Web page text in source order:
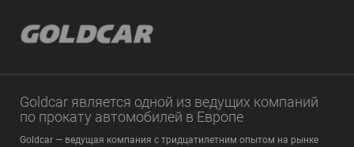
Goldcar является одной из ведущих компаний
по прокату автомобилей в Европе
Goldcar — ведущая компания с тридцатилетним опытом на рынке